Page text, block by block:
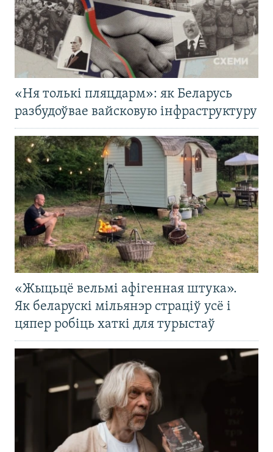
«Ня толькі пляцдарм»: як Беларусь
разбудоўвае вайсковую інфраструктуру
«Жыцьцё вельмі афігенная штука».
Як беларускі мільянэр страціў усё і
цяпер робіць хаткі для турыстаў